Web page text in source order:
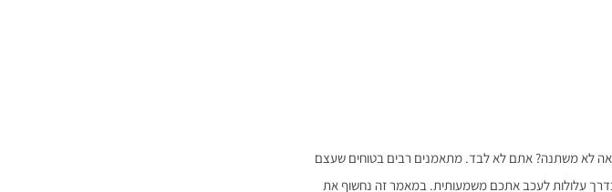
לא משתנה? אתם לא לבד. מתאמנים רבים בטוחים שעצם
עלולות לעכב אתכם משמעותית. במאמר זה נחשוף את